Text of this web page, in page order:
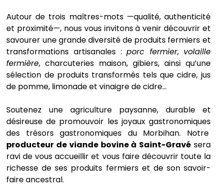
Autour de trois maîtres-mots —qualité, authenticité
et proximité—, nous vous invitons à venir découvrir et
savourer une grande diversité de produits fermiers et
transformations artisanales :porc fermier, volaille
fermière, charcuteries maison, gibiers, ainsi qu’une
sélection de produits transformés tels que cidre, jus
de pomme, limonade et vinaigre de cidre…
Soutenez une agriculture paysanne, durable et
désireuse de promouvoir les joyaux gastronomiques
des trésors gastronomiques du Morbihan. Notre
producteur de viande bovine à Saint-Gravésera
ravi de vous accueillir et vous faire découvrir toute la
richesse de ses produits fermiers et de son savoir-
faire ancestral.